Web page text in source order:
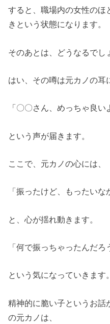
すると、職場内の女性のほ
きという状態になります。
そのあとは、どうなるでし
はい、その噂は元カノの耳
「〇〇さん、めっちゃ良い
という声が届きます。
ここで、元カノの心には、
「振ったけど、もったいな
と、心が揺れ動きます。
「何で振っちゃったんだろ
という気になっていきます。
精神的に脆い子というお話
の元カノは、